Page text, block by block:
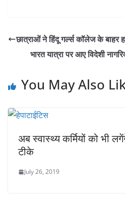
s
A
p
e
b
o
er l y
k
छात्राओं ने हिंदू गर्ल्स कॉलेज के बाहर
भारत यात्रा पर आए विदेशी
You May Also
अब स्वास्थ्य कर्मियों को भी
टीके
July 26, 2019